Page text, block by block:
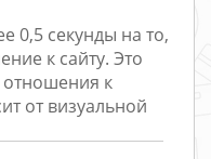
0,5 секунды на то,
к сайту. Это
к
от визуальной